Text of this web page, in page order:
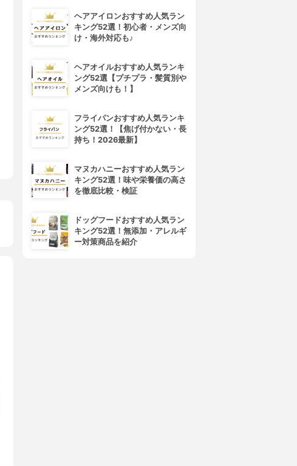
ヘアアイロンおすすめ人気ラン
キング52選！初心者・メンズ向
け・海外対応も♪
ヘアオイルおすすめ人気ランキ
ング52選【プチプラ・髪質別や
メンズ向けも！】
フライパンおすすめ人気ランキ
ング52選！【焦げ付かない・長
持ち！2026最新】
マヌカハニーおすすめ人気ラン
キング52選！味や栄養価の高さ
を徹底比較・検証
ドッグフードおすすめ人気ラン
キング52選！無添加・アレルギ
ー対策商品を紹介